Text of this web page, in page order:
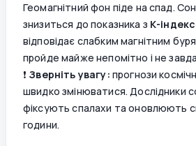
Геомагнітний фон піде на спад.
знизиться до показника з К-
відповідає слабким магнітним
пройде майже непомітно і не
❗️ Зверніть увагу: прогнози
швидко змінюватися. Дослідники
фіксують спалахи та оновлюють
години.